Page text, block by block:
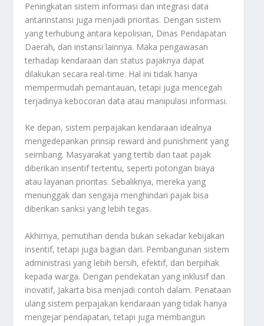
Peningkatan sistem informasi dan integrasi data
antarinstansi juga menjadi prioritas. Dengan sistem
yang terhubung antara kepolisian, Dinas Pendapatan
Daerah, dan instansi lainnya. Maka pengawasan
terhadap kendaraan dan status pajaknya dapat
dilakukan secara real-time. Hal ini tidak hanya
mempermudah pemantauan, tetapi juga mencegah
terjadinya kebocoran data atau manipulasi informasi.
Ke depan, sistem perpajakan kendaraan idealnya
mengedepankan prinsip reward and punishment yang
seimbang. Masyarakat yang tertib dan taat pajak
diberikan insentif tertentu, seperti potongan biaya
atau layanan prioritas. Sebaliknya, mereka yang
menunggak dan sengaja menghindari pajak bisa
diberikan sanksi yang lebih tegas.
Akhirnya, pemutihan denda bukan sekadar kebijakan
insentif, tetapi juga bagian dari. Pembangunan sistem
administrasi yang lebih bersih, efektif, dan berpihak
kepada warga. Dengan pendekatan yang inklusif dan
inovatif, Jakarta bisa menjadi contoh dalam. Penataan
ulang sistem perpajakan kendaraan yang tidak hanya
mengejar pendapatan, tetapi juga membangun